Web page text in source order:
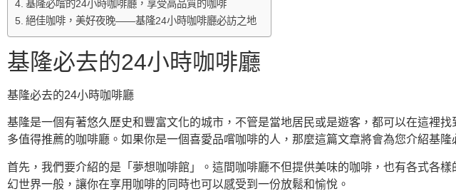
基隆必嚐的24小時咖啡廳，享受高品質的咖啡
絕佳咖啡，美好夜晚——基隆24小時咖啡廳必訪之地
基隆必去的24小時咖啡廳
基隆必去的24小時咖啡廳
基隆是一個有著悠久歷史和豐富文化的城市，不管是當地居民或是遊客，都可以在這裡
多值得推薦的咖啡廳。如果你是一個喜愛品嚐咖啡的人，那麼這篇文章將會為您介紹基隆
首先，我們要介紹的是「夢想咖啡館」。這間咖啡廳不但提供美味的咖啡，也有各式各
幻世界一般，讓你在享用咖啡的同時也可以感受到一份放鬆和愉悅。